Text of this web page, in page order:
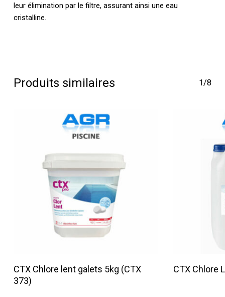
leur élimination par le filtre, assurant ainsi une eau
cristalline.
Produits similaires 1/8
Lire La Suite
CTX Chlore lent galets 5kg (CTX
373)
CTX Chlore